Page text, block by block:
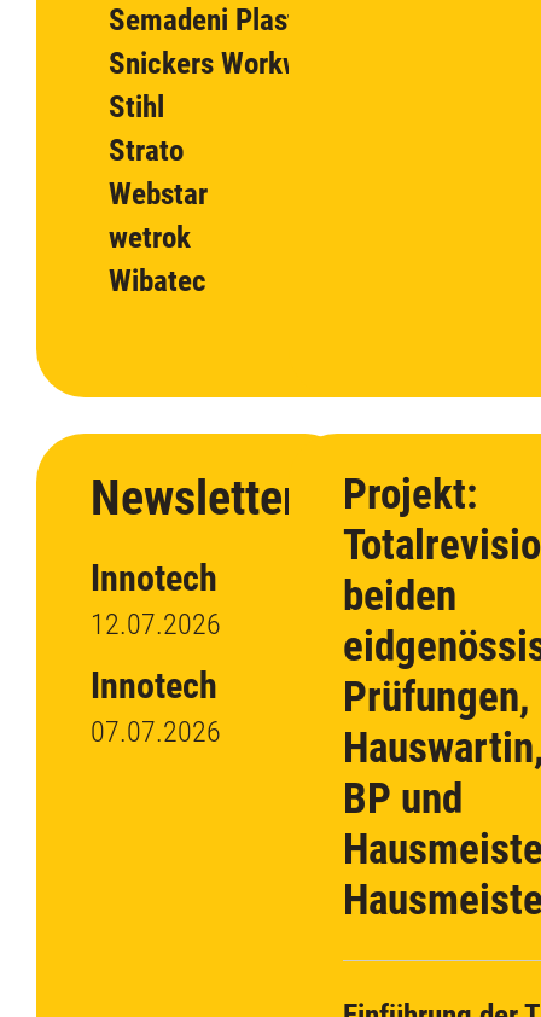
Semadeni Plastics Group
Snickers Workwear
Stihl
Strato
Webstar
wetrok
Wibatec
Newsletter
Innotech
12.07.2026
Innotech
07.07.2026
Projekt:
beiden
Prüfungen,
BP und